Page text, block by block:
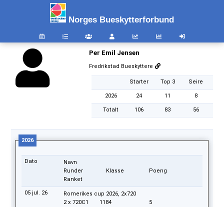
Norges Bueskytterforbund
Per Emil Jensen
Fredrikstad Bueskyttere
Starter Top 3 Seire
2026 24 11 8
Totalt 106 83 56
2026
Dato
Navn
Runder
Klasse
Poeng
Ranket
05 jul. 26
Romerikes cup 2026, 2x720
2 x 720C1 1184 5